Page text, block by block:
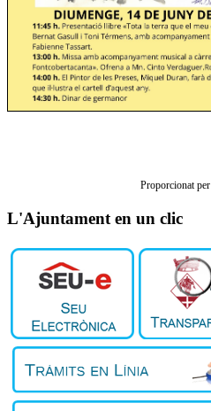
Proporcionat per
L'Ajuntament en un clic